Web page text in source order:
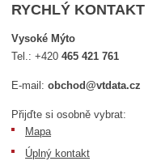
RYCHLÝ KONTAKT
Vysoké Mýto
Tel.:+420465 421 761
E-mail:obchod@vtdata.cz
Přijďte si osobně vybrat:
Mapa
Úplný kontakt